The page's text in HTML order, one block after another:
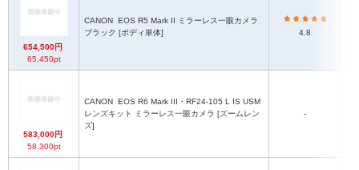
654,500円
65,450pt
CANON
ブラック [ボディ単体]
4.8
583,000円
58,300pt
CANON
レンズキット ミラーレス一眼カメラ [ズームレン
ズ]
-